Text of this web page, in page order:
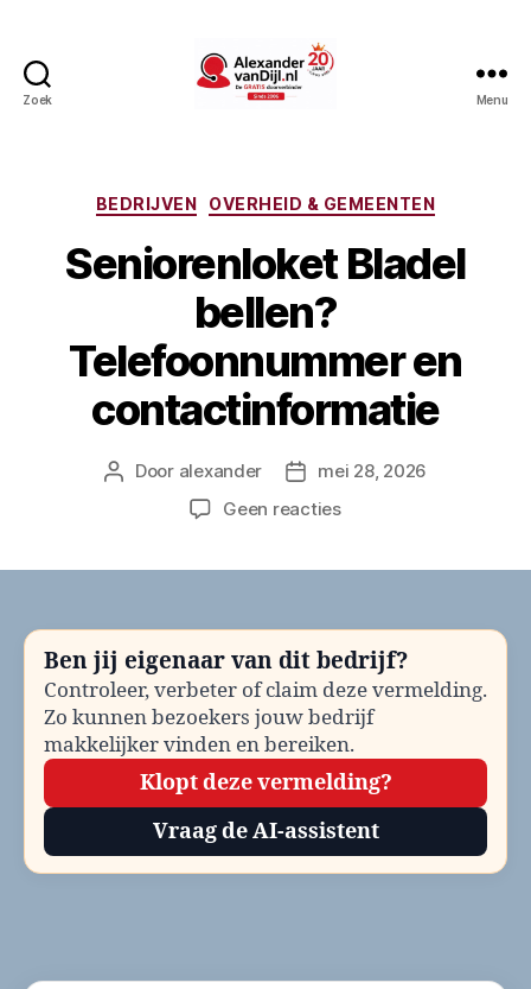
Zoek Menu
Categorieën
BEDRIJVEN OVERHEID & GEMEENTEN
Seniorenloket Bladel
bellen?
Telefoonnummer en
contactinformatie
Berichtauteur
Door alexander Berichtdatum
mei 28, 2026
Geen reactiesop
en
contactinformatie
Ben jij eigenaar van dit bedrijf?
Controleer, verbeter of claim deze vermelding.
Zo kunnen bezoekers jouw bedrijf
makkelijker vinden en bereiken.
Klopt deze vermelding?
Vraag de AI-assistent